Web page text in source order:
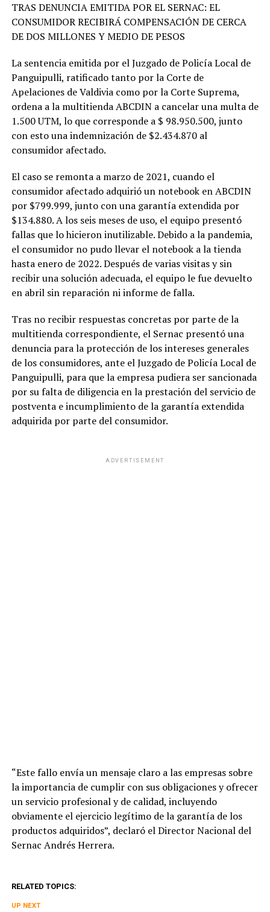
TRAS DENUNCIA EMITIDA POR EL SERNAC: EL
CONSUMIDOR RECIBIRÁ COMPENSACIÓN DE CERCA
DE DOS MILLONES Y MEDIO DE PESOS
La sentencia emitida por el Juzgado de Policía Local de
Panguipulli, ratificado tanto por la Corte de
Apelaciones de Valdivia como por la Corte Suprema,
ordena a la multitienda ABCDIN a cancelar una multa de
1.500 UTM, lo que corresponde a $ 98.950.500, junto
con esto una indemnización de $2.434.870 al
consumidor afectado.
El caso se remonta a marzo de 2021, cuando el
consumidor afectado adquirió un notebook en ABCDIN
por $799.999, junto con una garantía extendida por
$134.880. A los seis meses de uso, el equipo presentó
fallas que lo hicieron inutilizable. Debido a la pandemia,
el consumidor no pudo llevar el notebook a la tienda
hasta enero de 2022. Después de varias visitas y sin
recibir una solución adecuada, el equipo le fue devuelto
en abril sin reparación ni informe de falla.
Tras no recibir respuestas concretas por parte de la
multitienda correspondiente, el Sernac presentó una
denuncia para la protección de los intereses generales
de los consumidores, ante el Juzgado de Policía Local de
Panguipulli, para que la empresa pudiera ser sancionada
por su falta de diligencia en la prestación del servicio de
postventa e incumplimiento de la garantía extendida
adquirida por parte del consumidor.
ADVERTISEMENT
“Este fallo envía un mensaje claro a las empresas sobre
la importancia de cumplir con sus obligaciones y ofrecer
un servicio profesional y de calidad, incluyendo
obviamente el ejercicio legítimo de la garantía de los
productos adquiridos”, declaró el Director Nacional del
Sernac Andrés Herrera.
RELATED TOPICS:
UP NEXT